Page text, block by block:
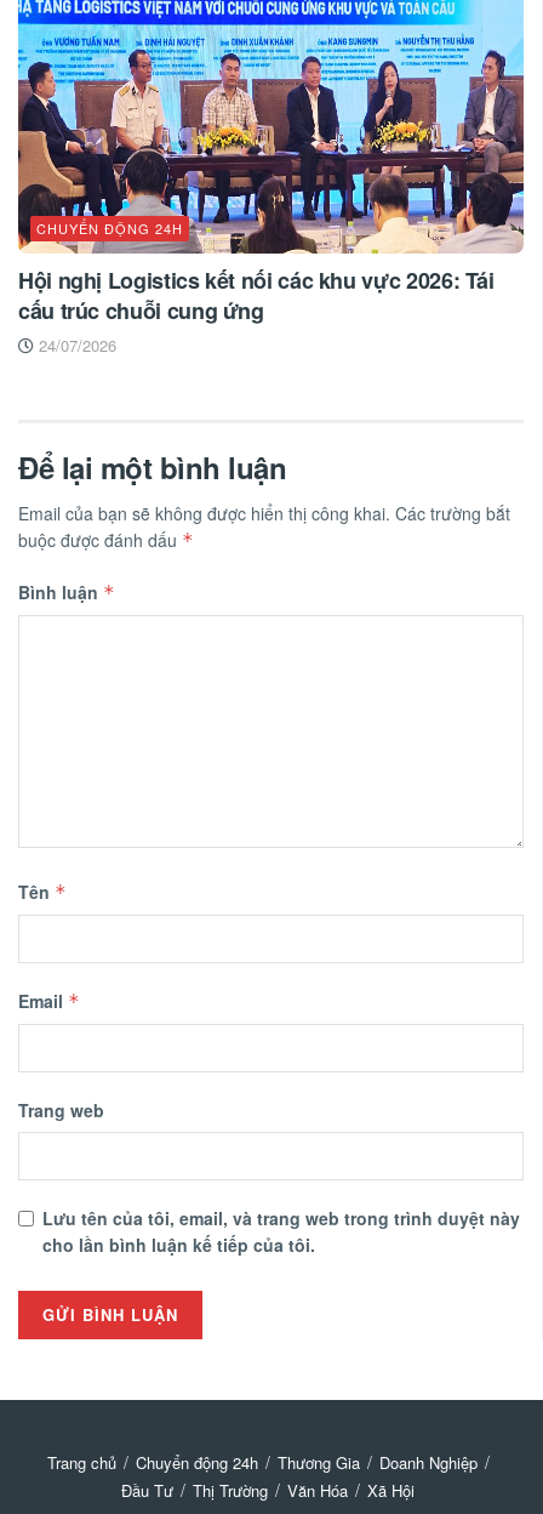
CHUYỂN ĐỘNG 24H
Hội nghị Logistics kết nối các khu vực 2026: Tái
cấu trúc chuỗi cung ứng
24/07/2026
Để lại một bình luận
Email của bạn sẽ không được hiển thị công khai. Các trường bắt
buộc được đánh dấu *
Bình luận *
Tên *
Email *
Trang web
Lưu tên của tôi, email, và trang web trong trình duyệt này
cho lần bình luận kế tiếp của tôi.
Trang chủ Chuyển động 24h Thương Gia
Doanh Nghiệp
Đầu Tư
Thị Trường Văn Hóa Xã Hội